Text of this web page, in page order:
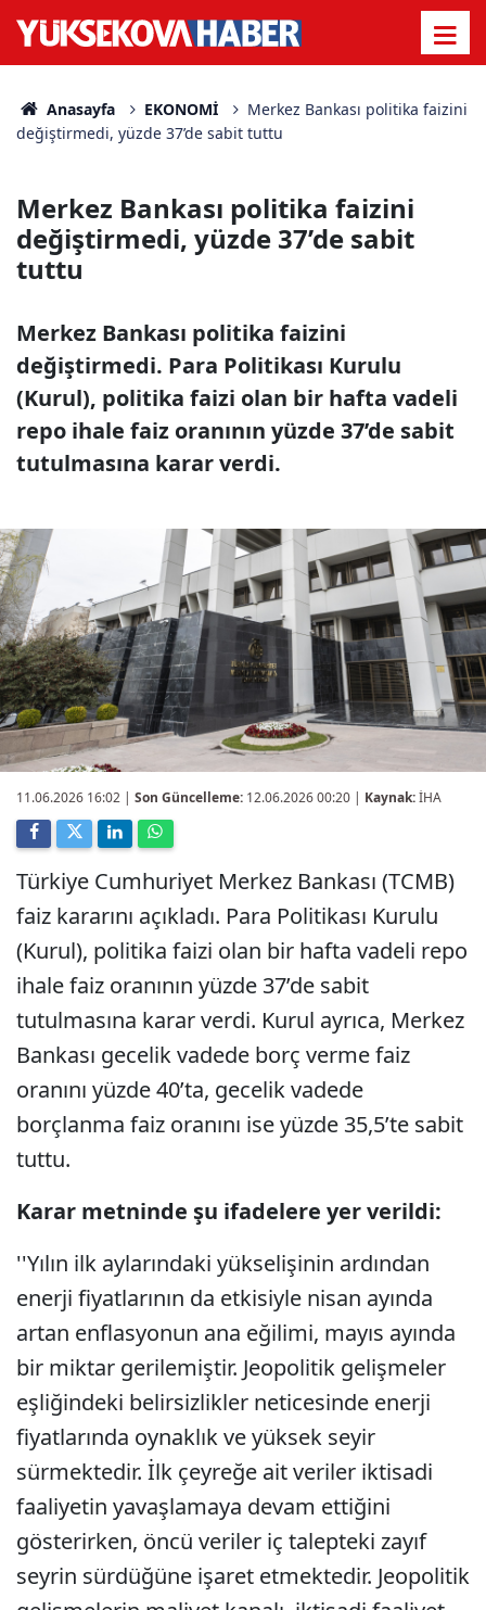
Anasayfa EKONOMİ
Merkez Bankası politika faizini
değiştirmedi, yüzde 37’de sabit tuttu
Merkez Bankası politika faizini
değiştirmedi, yüzde 37’de sabit
tuttu
Merkez Bankası politika faizini
değiştirmedi. Para Politikası Kurulu
(Kurul), politika faizi olan bir hafta vadeli
repo ihale faiz oranının yüzde 37’de sabit
tutulmasına karar verdi.
11.06.2026 16:02 | Son Güncelleme: 12.06.2026 00:20 | Kaynak:İHA
Türkiye Cumhuriyet Merkez Bankası (TCMB)
faiz kararını açıkladı. Para Politikası Kurulu
(Kurul), politika faizi olan bir hafta vadeli repo
ihale faiz oranının yüzde 37’de sabit
tutulmasına karar verdi. Kurul ayrıca, Merkez
Bankası gecelik vadede borç verme faiz
oranını yüzde 40’ta, gecelik vadede
borçlanma faiz oranını ise yüzde 35,5’te sabit
tuttu.
Karar metninde şu ifadelere yer verildi:
''Yılın ilk aylarındaki yükselişinin ardından
enerji fiyatlarının da etkisiyle nisan ayında
artan enflasyonun ana eğilimi, mayıs ayında
bir miktar gerilemiştir. Jeopolitik gelişmeler
eşliğindeki belirsizlikler neticesinde enerji
fiyatlarında oynaklık ve yüksek seyir
sürmektedir. İlk çeyreğe ait veriler iktisadi
faaliyetin yavaşlamaya devam ettiğini
gösterirken, öncü veriler iç talepteki zayıf
seyrin sürdüğüne işaret etmektedir. Jeopolitik